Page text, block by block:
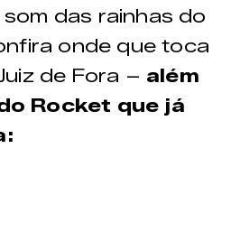
das rainhas do
onde que toca
de Fora – além
Rocket que já